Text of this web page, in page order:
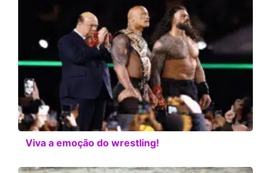
Viva a emoção do wrestling!